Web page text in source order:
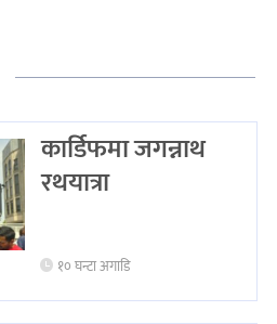
कार्डिफमा जगन्नाथ
रथयात्रा
१० घन्टा अगाडि